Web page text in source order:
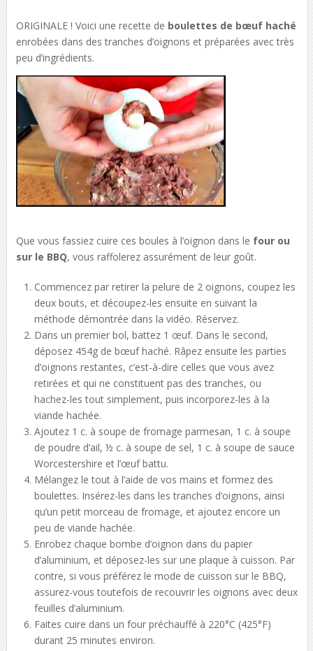
ORIGINALE ! Voici une recette de boulettes de bœuf haché
enrobées dans des tranches d’oignons et préparées avec très
peu d’ingrédients.
Que vous fassiez cuire ces boules à l’oignon dans le four ou
sur le BBQ, vous raffolerez assurément de leur goût.
Commencez par retirer la pelure de 2 oignons, coupez les
deux bouts, et découpez-les ensuite en suivant la
méthode démontrée dans la vidéo. Réservez.
Dans un premier bol, battez 1 œuf. Dans le second,
déposez 454g de bœuf haché. Râpez ensuite les parties
d’oignons restantes, c’est-à-dire celles que vous avez
retirées et qui ne constituent pas des tranches, ou
hachez-les tout simplement, puis incorporez-les à la
viande hachée.
Ajoutez 1 c. à soupe de fromage parmesan, 1 c. à soupe
de poudre d’ail, ½ c. à soupe de sel, 1 c. à soupe de sauce
Worcestershire et l’œuf battu.
Mélangez le tout à l’aide de vos mains et formez des
boulettes. Insérez-les dans les tranches d’oignons, ainsi
qu’un petit morceau de fromage, et ajoutez encore un
peu de viande hachée.
Enrobez chaque bombe d’oignon dans du papier
d’aluminium, et déposez-les sur une plaque à cuisson. Par
contre, si vous préférez le mode de cuisson sur le BBQ,
assurez-vous toutefois de recouvrir les oignons avec deux
feuilles d’aluminium.
Faites cuire dans un four préchauffé à 220°C (425°F)
durant 25 minutes environ.